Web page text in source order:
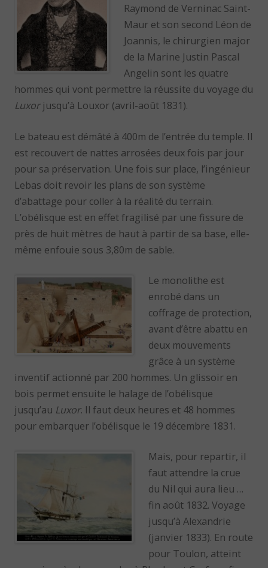
Raymond de Verninac Saint-
Maur et son second Léon de
Joannis, le chirurgien major
de la Marine Justin Pascal
Angelin sont les quatre
hommes qui vont permettre la réussite du voyage du
Luxorjusqu’à Louxor (avril-août 1831).
Le bateau est démâté à 400m de l’entrée du temple. Il
est recouvert de nattes arrosées deux fois par jour
pour sa préservation. Une fois sur place, l’ingénieur
Lebas doit revoir les plans de son système
d’abattage pour coller à la réalité du terrain.
L’obélisque est en effet fragilisé par une fissure de
près de huit mètres de haut à partir de sa base, elle-
même enfouie sous 3,80m de sable.
Le monolithe est
enrobé dans un
coffrage de protection,
avant d’être abattu en
deux mouvements
grâce à un système
inventif actionné par 200 hommes. Un glissoir en
bois permet ensuite le halage de l’obélisque
jusqu’au Luxor. Il faut deux heures et 48 hommes
pour embarquer l’obélisque le 19 décembre 1831.
Mais, pour repartir, il
faut attendre la crue
du Nil qui aura lieu …
fin août 1832. Voyage
jusqu’à Alexandrie
(janvier 1833). En route
pour Toulon, atteint